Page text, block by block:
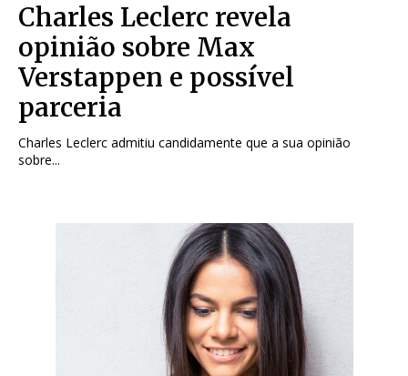
Charles Leclerc revela
opinião sobre Max
Verstappen e possível
parceria
Charles Leclerc admitiu candidamente que a sua opinião
sobre...